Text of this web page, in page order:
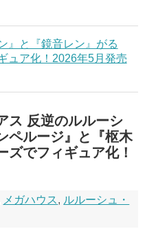
』と『鏡音レン』がる
ュア化！2026年5月発売
ス 反逆のルルーシ
ペルージ』と『枢木
ズでフィギュア化！
メガハウス, ルルーシュ・